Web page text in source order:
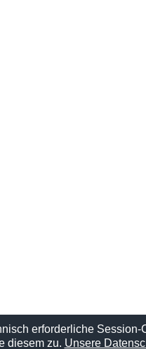
erforderliche
diesem zu. Unsere